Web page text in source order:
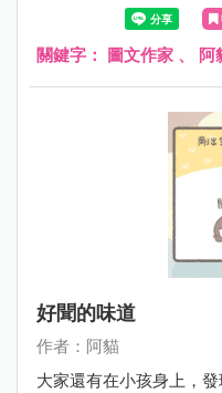
關鍵字： 圖文作家 、 阿
好聞的味道
作者：阿貓
大家還有在小孩身上，